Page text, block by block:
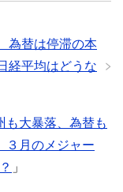
為替は停滞の本
経平均はどうな
も大暴落、為替も
３月のメジャー
」